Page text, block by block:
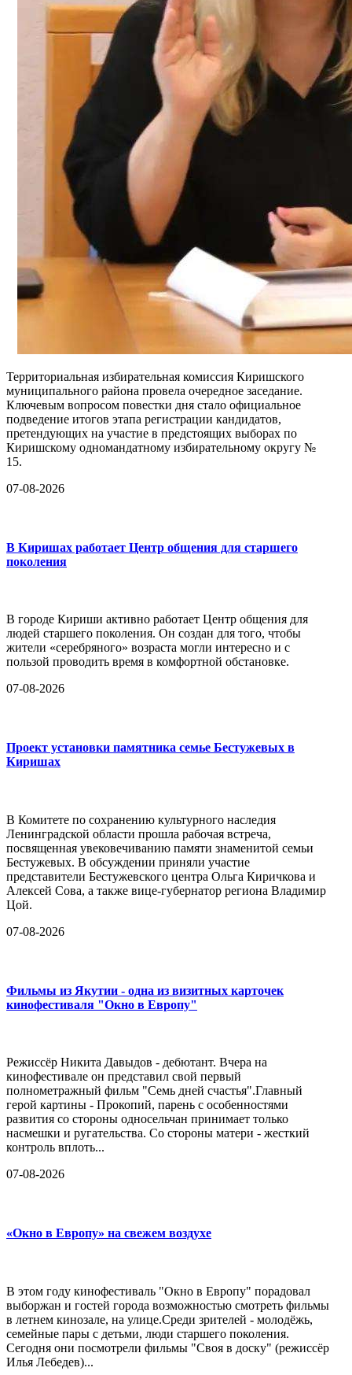
Территориальная избирательная комиссия Киришского
муниципального района провела очередное заседание.
Ключевым вопросом повестки дня стало официальное
подведение итогов этапа регистрации кандидатов,
претендующих на участие в предстоящих выборах по
Киришскому одномандатному избирательному округу №
15.
07-08-2026
В Киришах работает Центр общения для старшего
поколения
В городе Кириши активно работает Центр общения для
людей старшего поколения. Он создан для того, чтобы
жители «серебряного» возраста могли интересно и с
пользой проводить время в комфортной обстановке.
07-08-2026
Проект установки памятника семье Бестужевых в
Киришах
В Комитете по сохранению культурного наследия
Ленинградской области прошла рабочая встреча,
посвященная увековечиванию памяти знаменитой семьи
Бестужевых. В обсуждении приняли участие
представители Бестужевского центра Ольга Киричкова и
Алексей Сова, а также вице-губернатор региона Владимир
Цой.
07-08-2026
Фильмы из Якутии - одна из визитных карточек
кинофестиваля "Окно в Европу"
Режиссёр Никита Давыдов - дебютант. Вчера на
кинофестивале он представил свой первый
полнометражный фильм "Семь дней счастья".Главный
герой картины - Прокопий, парень с особенностями
развития со стороны односельчан принимает только
насмешки и ругательства. Со стороны матери - жесткий
контроль вплоть...
07-08-2026
«Окно в Европу» на свежем воздухе
В этом году кинофестиваль "Окно в Европу" порадовал
выборжан и гостей города возможностью смотреть фильмы
в летнем кинозале, на улице.Среди зрителей - молодёжь,
семейные пары с детьми, люди старшего поколения.
Сегодня они посмотрели фильмы "Своя в доску" (режиссёр
Илья Лебедев)...